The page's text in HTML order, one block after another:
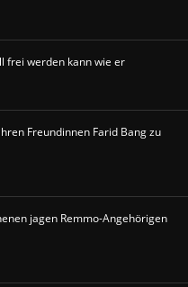
frei werden kann wie er
Freundinnen Farid Bang zu
jagen Remmo-Angehörigen